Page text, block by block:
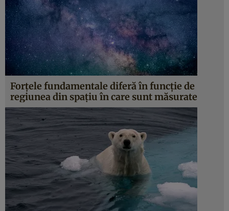
Forţele fundamentale diferă în funcţie de
regiunea din spaţiu în care sunt măsurate